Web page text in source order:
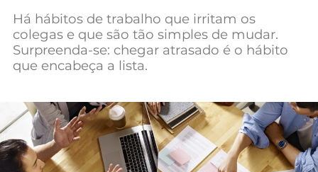
Negócios
Mundial 2026
Há hábitos de trabalho que irritam os
colegas e que são tão simples de mudar.
Surpreenda-se: chegar atrasado é o hábito
que encabeça a lista.